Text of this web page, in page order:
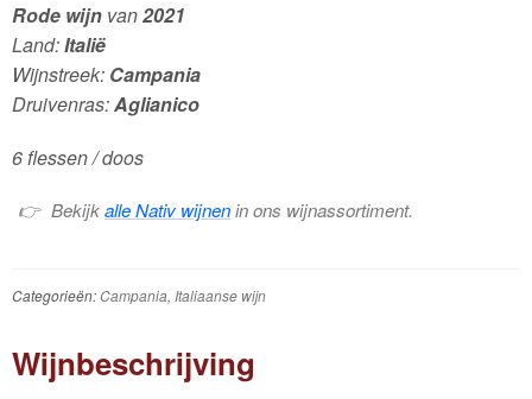
Rode wijnvan2021
Land:Italië
Wijnstreek: Campania
Druivenras:Aglianico
6 flessen / doos
Bekijkalle Nativ wijnenin ons wijnassortiment.
Categorieën:Campania, Italiaanse wijn
Wijnbeschrijving